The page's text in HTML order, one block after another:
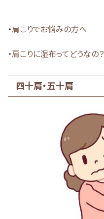
・肩こりでお悩みの方へ
・肩こりに湿布ってどうなの？
四十肩・五十肩